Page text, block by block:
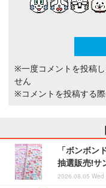
※一度コメントを投稿
せん
※コメントを投稿する
「ボンボン
抽選販売!サ
2026.08.05 Wed